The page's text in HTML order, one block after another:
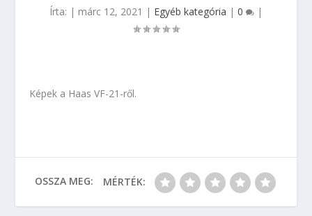
Írta: | márc 12, 2021 | Egyéb kategória | 0 |
Képek a Haas VF-21-ről.
OSSZA MEG: MÉRTÉK: